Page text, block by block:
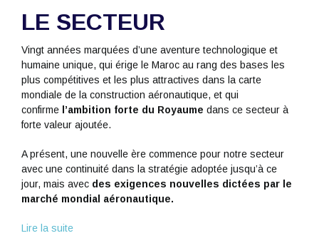
LE SECTEUR
Vingt années marquées d’une aventure technologique et
humaine unique, qui érige le Maroc au rang des bases les
plus compétitives et les plus attractives dans la carte
mondiale de la construction aéronautique, et qui
confirme l’ambition forte du Royaume dans ce secteur à
forte valeur ajoutée.
A présent, une nouvelle ère commence pour notre secteur
avec une continuité dans la stratégie adoptée jusqu’à ce
jour, mais avec des exigences nouvelles dictées par le
marché mondial aéronautique.
Lire la suite